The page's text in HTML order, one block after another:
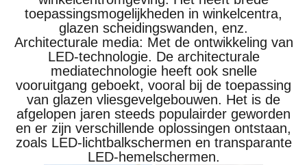
toepassingsmogelijkheden in winkelcentra,
glazen scheidingswanden, enz.
Architecturale media: Met de ontwikkeling van
LED-technologie. De architecturale
mediatechnologie heeft ook snelle
vooruitgang geboekt, vooral bij de toepassing
van glazen vliesgevelgebouwen. Het is de
afgelopen jaren steeds populairder geworden
en er zijn verschillende oplossingen ontstaan,
zoals LED-lichtbalkschermen en transparante
LED-hemelschermen.